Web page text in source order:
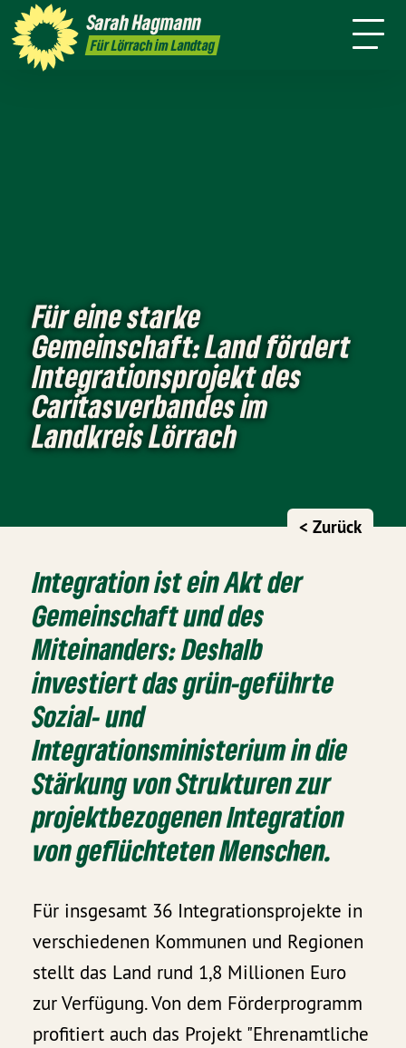
SarahHagmann
Für Lörrach im Landtag
Termine Presse
mich
Für eine starke
Gemeinschaft: Land fördert
Integrationsprojekt des
Caritasverbandes im
Landkreis Lörrach
< Zurück
Integration ist ein Akt der
Gemeinschaft und des
Miteinanders: Deshalb
investiert das grün-geführte
Sozial- und
Integrationsministerium in die
Stärkung von Strukturen zur
projektbezogenen Integration
von geflüchteten Menschen.
Für insgesamt 36 Integrationsprojekte in
verschiedenen Kommunen und Regionen
stellt das Land rund 1,8 Millionen Euro
zur Verfügung. Von dem Förderprogramm
profitiert auch das Projekt "Ehrenamtliche